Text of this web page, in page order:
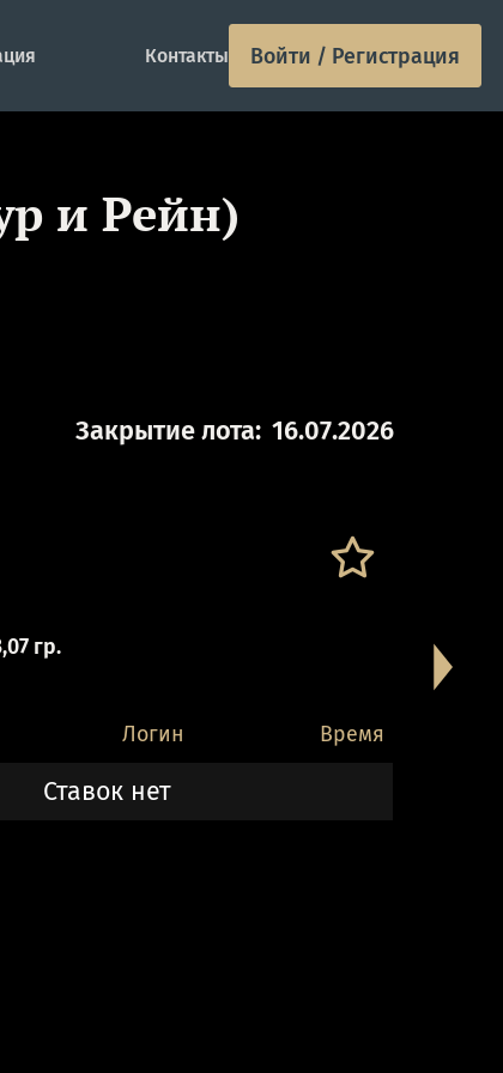
Контакты Войти / Регистрация
и Рейн)
Закрытие лота: 16.07.2026
гр.
Логин Время
Ставок нет